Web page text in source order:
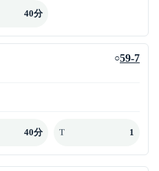
40分
○59-7
40分 T 1